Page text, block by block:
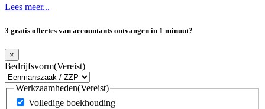
Lees meer...
3 gratis offertes van accountants ontvangen in 1 minuut?
×
Bedrijfsvorm(Vereist)
Werkzaamheden(Vereist)
Volledige boekhouding